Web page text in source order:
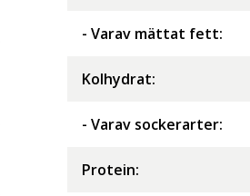
- Varav mättat fett:
Kolhydrat:
- Varav sockerarter:
Protein: